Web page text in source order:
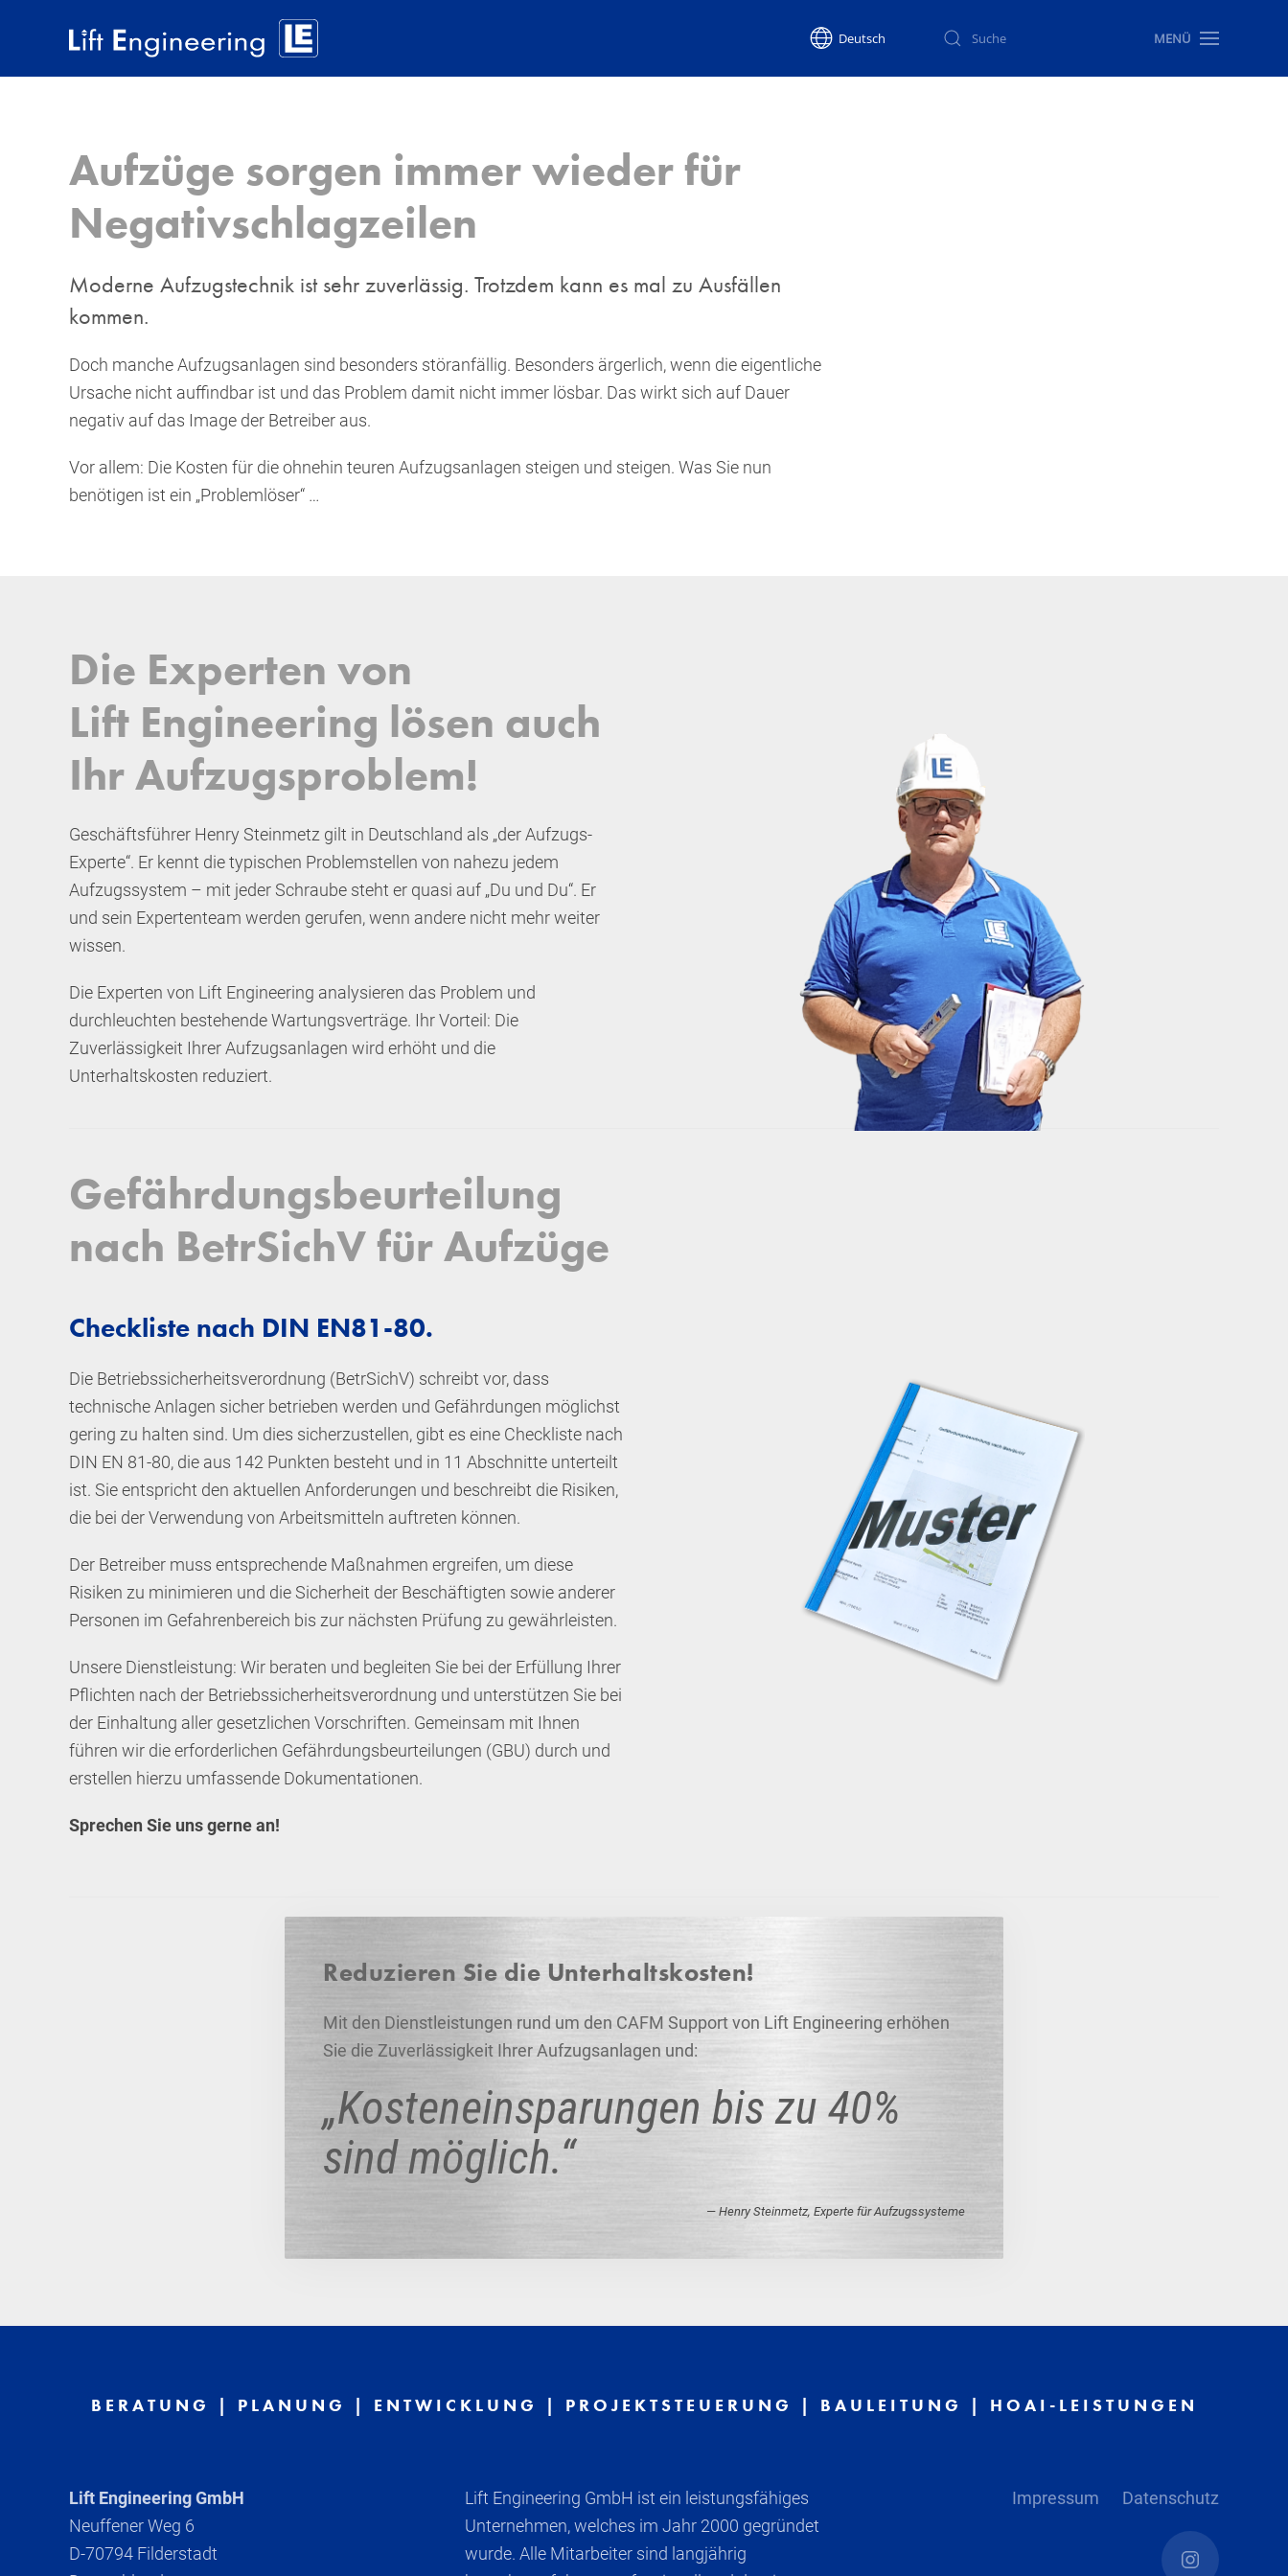
Deutsch MENÜ
Aufzüge sorgen immer wieder für
Negativschlagzeilen
Moderne Aufzugstechnik ist sehr zuverlässig. Trotzdem kann es mal zu Ausfällen
kommen.
Doch manche Aufzugsanlagen sind besonders störanfällig. Besonders ärgerlich, wenn die eigentliche
Ursache nicht auffindbar ist und das Problem damit nicht immer lösbar. Das wirkt sich auf Dauer
negativ auf das Image der Betreiber aus.
Vor allem: Die Kosten für die ohnehin teuren Aufzugsanlagen steigen und steigen. Was Sie nun
benötigen ist ein „Problemlöser“ …
Die Experten von
Lift Engineering lösen auch
Ihr Aufzugsproblem!
Geschäftsführer Henry Steinmetz gilt in Deutschland als „der Aufzugs-
Experte“. Er kennt die typischen Problemstellen von nahezu jedem
Aufzugssystem – mit jeder Schraube steht er quasi auf „Du und Du“. Er
und sein Expertenteam werden gerufen, wenn andere nicht mehr weiter
wissen.
Die Experten von Lift Engineering analysieren das Problem und
durchleuchten bestehende Wartungsverträge. Ihr Vorteil: Die
Zuverlässigkeit Ihrer Aufzugsanlagen wird erhöht und die
Unterhaltskosten reduziert.
Gefährdungsbeurteilung
nach BetrSichV für Aufzüge
Checkliste nach DIN EN81-80.
Die Betriebssicherheitsverordnung (BetrSichV) schreibt vor, dass
technische Anlagen sicher betrieben werden und Gefährdungen möglichst
gering zu halten sind. Um dies sicherzustellen, gibt es eine Checkliste nach
DIN EN 81-80, die aus 142 Punkten besteht und in 11 Abschnitte unterteilt
ist. Sie entspricht den aktuellen Anforderungen und beschreibt die Risiken,
die bei der Verwendung von Arbeitsmitteln auftreten können.
Der Betreiber muss entsprechende Maßnahmen ergreifen, um diese
Risiken zu minimieren und die Sicherheit der Beschäftigten sowie anderer
Personen im Gefahrenbereich bis zur nächsten Prüfung zu gewährleisten.
Unsere Dienstleistung: Wir beraten und begleiten Sie bei der Erfüllung Ihrer
Pflichten nach der Betriebssicherheitsverordnung und unterstützen Sie bei
der Einhaltung aller gesetzlichen Vorschriften. Gemeinsam mit Ihnen
führen wir die erforderlichen Gefährdungsbeurteilungen (GBU) durch und
erstellen hierzu umfassende Dokumentationen.
Sprechen Sie uns gerne an!
Reduzieren Sie die Unterhaltskosten!
Mit den Dienstleistungen rund um den CAFM Support von Lift Engineering erhöhen
Sie die Zuverlässigkeit Ihrer Aufzugsanlagen und:
„Kostenein­sparungen bis zu 40%
sind möglich.“
Henry Steinmetz, Experte für Aufzugssysteme
BERATUNG | PLANUNG | ENTWICKLUNG | PROJEKTSTEUERUNG | BAULEITUNG | HOAI-LEISTUNGEN
Lift Engineering GmbH
Neuffener Weg 6
D-70794 Filderstadt
Lift Engineering GmbH ist ein leistungsfähiges
Unternehmen, welches im Jahr 2000 gegründet
wurde. Alle Mitarbeiter sind langjährig
Impressum Datenschutz